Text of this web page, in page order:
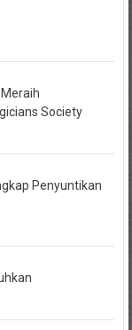
Meraih
Society
Penyuntikan